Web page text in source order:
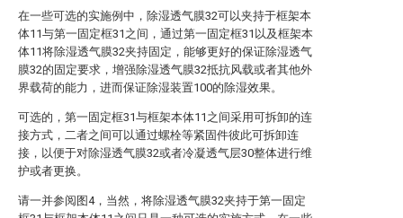
在一些可选的实施例中，除湿透气膜32可以夹持于框架本
体11与第一固定框31之间，通过第一固定框31以及框架本
体11将除湿透气膜32夹持固定，能够更好的保证除湿透气
膜32的固定要求，增强除湿透气膜32抵抗风载或者其他外
界载荷的能力，进而保证除湿装置100的除湿效果。
可选的，第一固定框31与框架本体11之间采用可拆卸的连
接方式，二者之间可以通过螺栓等紧固件彼此可拆卸连
接，以便于对除湿透气膜32或者冷凝透气层30整体进行维
护或者更换。
请一并参阅图4，当然，将除湿透气膜32夹持于第一固定